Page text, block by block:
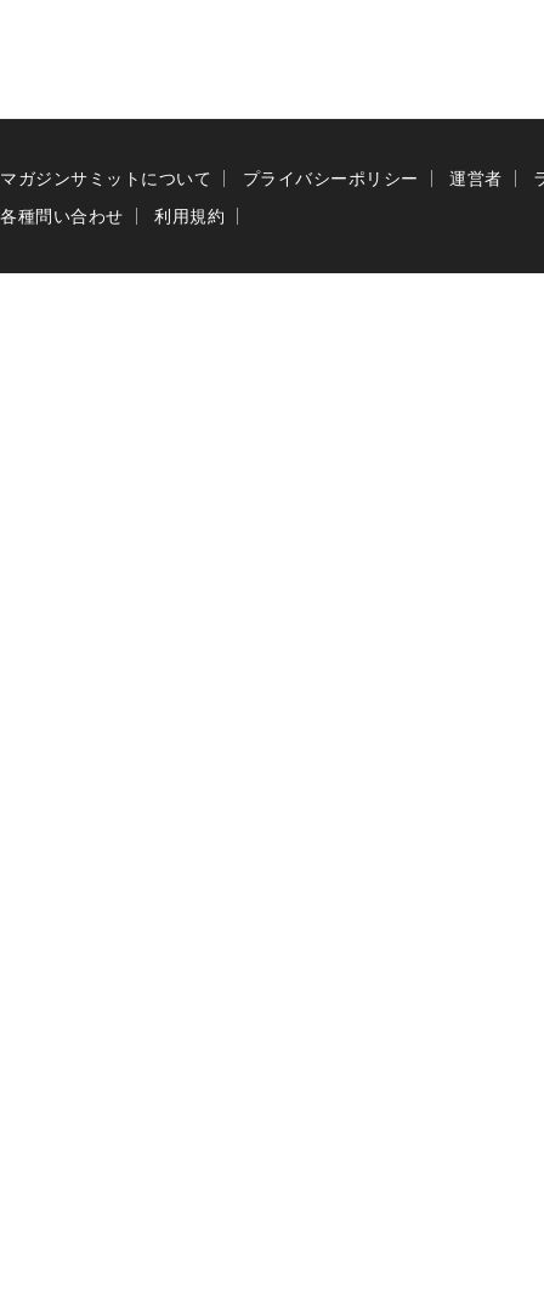
マガジンサミットについて プライバシーポリシー 運営者
各種問い合わせ
利用規約